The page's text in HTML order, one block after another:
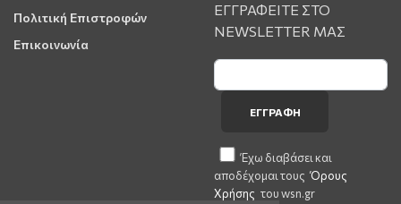
Πολιτική Επιστροφών
Επικοινωνία
ΕΓΓΡΑΦΕΙΤΕ ΣΤΟ
NEWSLETTER ΜΑΣ
ΕΓΓΡΑΦΉ
Έχω διαβάσει και
αποδέχομαι τους Όρους
Χρήσης του wsn.gr